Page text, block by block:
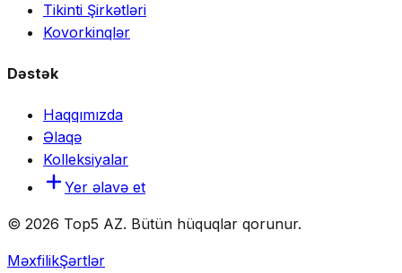
Tikinti Şirkətləri
Kovorkinqlər
Dəstək
Haqqımızda
Əlaqə
Kolleksiyalar
Yer əlavə et
© 2026 Top5 AZ. Bütün hüquqlar qorunur.
MəxfilikŞərtlər